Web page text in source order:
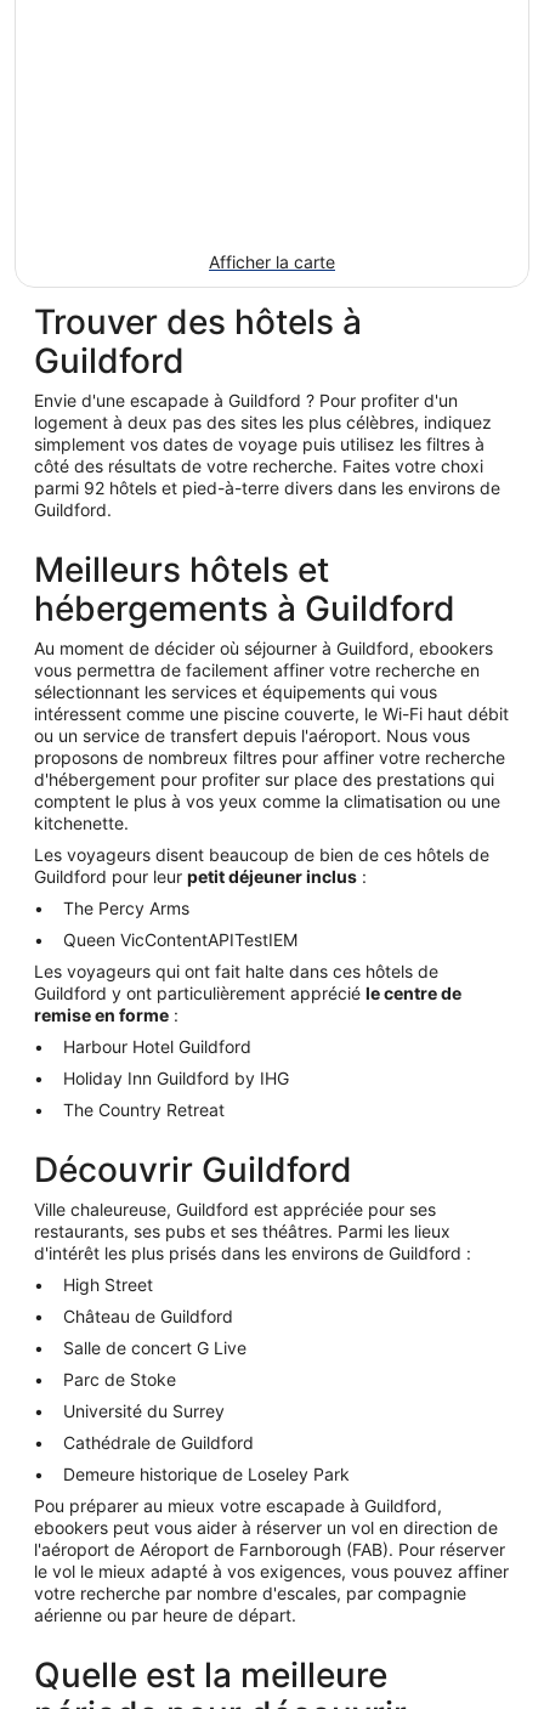
Afficher la carte
Trouver des hôtels à
Guildford
Envie d'une escapade à Guildford ? Pour profiter d'un
logement à deux pas des sites les plus célèbres, indiquez
simplement vos dates de voyage puis utilisez les filtres à
côté des résultats de votre recherche. Faites votre choxi
parmi 92 hôtels et pied-à-terre divers dans les environs de
Guildford.
Meilleurs hôtels et
hébergements à Guildford
Au moment de décider où séjourner à Guildford, ebookers
vous permettra de facilement affiner votre recherche en
sélectionnant les services et équipements qui vous
intéressent comme une piscine couverte, le Wi-Fi haut débit
ou un service de transfert depuis l'aéroport. Nous vous
proposons de nombreux filtres pour affiner votre recherche
d'hébergement pour profiter sur place des prestations qui
comptent le plus à vos yeux comme la climatisation ou une
kitchenette.
Les voyageurs disent beaucoup de bien de ces hôtels de
Guildford pour leur petit déjeuner inclus :
The Percy Arms
Queen VicContentAPITestIEM
Les voyageurs qui ont fait halte dans ces hôtels de
Guildford y ont particulièrement apprécié le centre de
remise en forme :
Harbour Hotel Guildford
Holiday Inn Guildford by IHG
The Country Retreat
Découvrir Guildford
Ville chaleureuse, Guildford est appréciée pour ses
restaurants, ses pubs et ses théâtres. Parmi les lieux
d'intérêt les plus prisés dans les environs de Guildford :
High Street
Château de Guildford
Salle de concert G Live
Parc de Stoke
Université du Surrey
Cathédrale de Guildford
Demeure historique de Loseley Park
Pou préparer au mieux votre escapade à Guildford,
ebookers peut vous aider à réserver un vol en direction de
l'aéroport de Aéroport de Farnborough (FAB). Pour réserver
le vol le mieux adapté à vos exigences, vous pouvez affiner
votre recherche par nombre d'escales, par compagnie
aérienne ou par heure de départ.
Quelle est la meilleure